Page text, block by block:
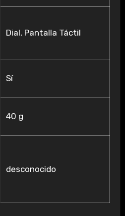
‎Dial, Pantalla Táctil
‎Sí
‎40 g
‎desconocido